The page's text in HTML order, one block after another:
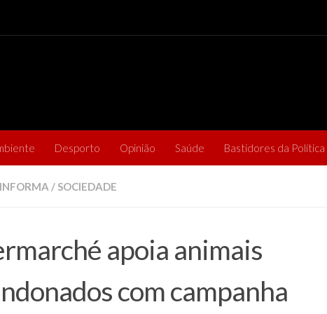
Desporto Opinião Saúde Bastidores da Política
/ SOCIEDADE
apoia animais
com campanha